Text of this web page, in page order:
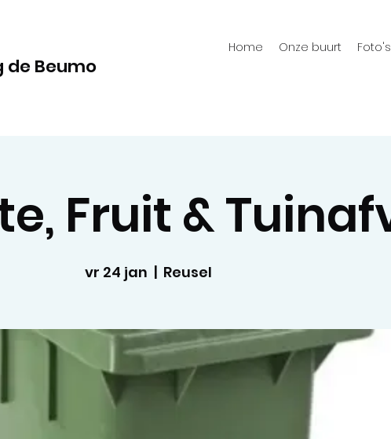
Beumo
Home Onze buurt Foto's
Fruit &
vr 24 jan
  |
Reusel